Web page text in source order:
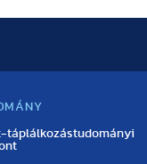
táplálkozástudományi